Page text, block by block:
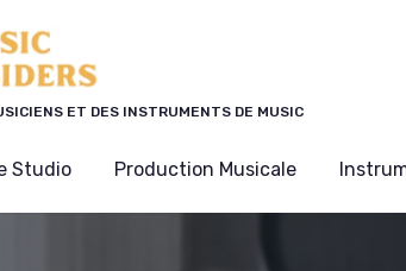
ET DES INSTRUMENTS DE MUSIC
Studio Production Musicale